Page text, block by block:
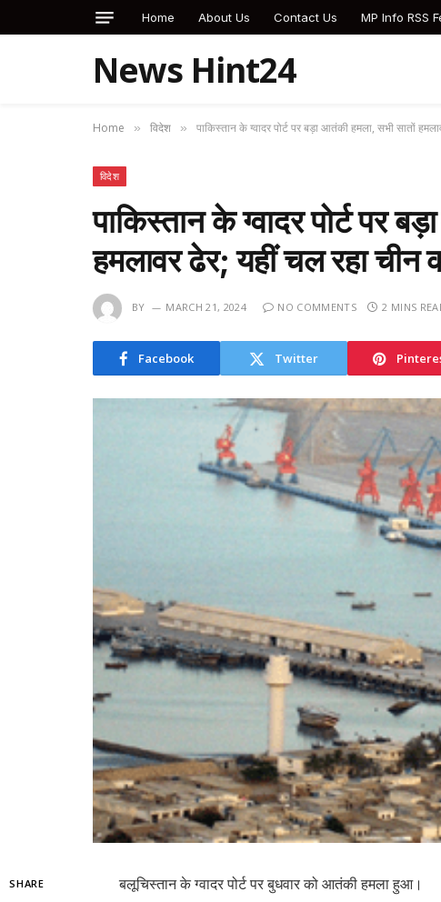
Home About Us Contact Us MP Info RSS
News Hint24
Home » विदेश » पाकिस्तान के ग्वादर पोर्ट पर बड़ा आतंकी हमला, सभी सातों
विदेश
पाकिस्तान के ग्वादर पोर्ट पर
हमलावर ढेर; यहीं चल रहा चीन
BY MARCH 21, 2024 NO COMMENTS 2 MINS
Facebook Twitter
SHARE बलूचिस्तान के ग्वादर पोर्ट पर बुधवार को आतंकी हमला हुआ।